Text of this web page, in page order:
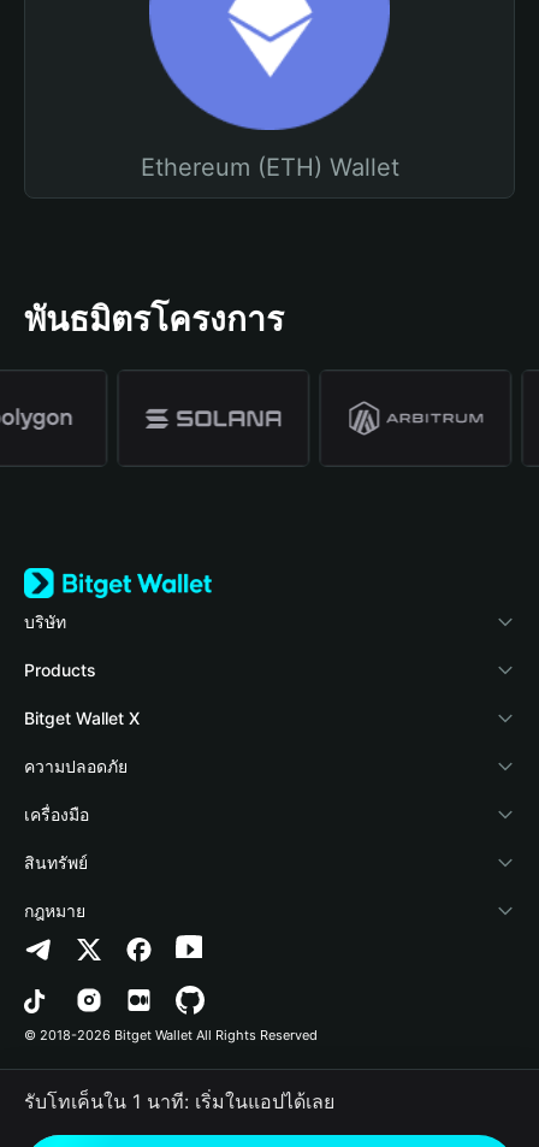
Ethereum (ETH) Wallet
พันธมิตรโครงการ
บริษัท
เกี่ยวกับ Bitget Wallet
Blog
Academy
ข่าวสารด้านคริปโต
ศูนย์ช่วยเหลือ
ติดต่อเรา
ทรัพยากรข้อมูลของแบรนด์
อาชีพ
Products
Crypto Card
Stablecoin Earn
Payfi Crypto
Crypto Swap API
Altcoin Season Index
Prediction Markets
DApp
RWA
Bitget Wallet X
นักพัฒนา
เชื่อมต่อ Wallet
Bitget Wallet Pay
ลิสต์โปรเจกต์
ความปลอดภัย
Protection Fund
เทคโนโลยีความปลอดภัย
เครื่องมือ
ซื้อคริปโต
การตรวจจับการอนุญาต
การตรวจจับสัญญา
การโอนเป็นชุด
สินทรัพย์
Arbitrum
Avalanche
Bitcoin
Polygon
กฎหมาย
นโยบายความเป็นส่วนตัว
ข้อตกลงในการใช้บริการ
© 2018-2026 Bitget Wallet All Rights Reserved
รับโทเค็นใน 1 นาที: เริ่มในแอปได้เลย